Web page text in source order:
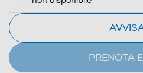
PRENOTA